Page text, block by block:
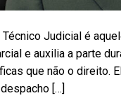
Judicial é
e auxilia a parte
que não o direito.
[…]